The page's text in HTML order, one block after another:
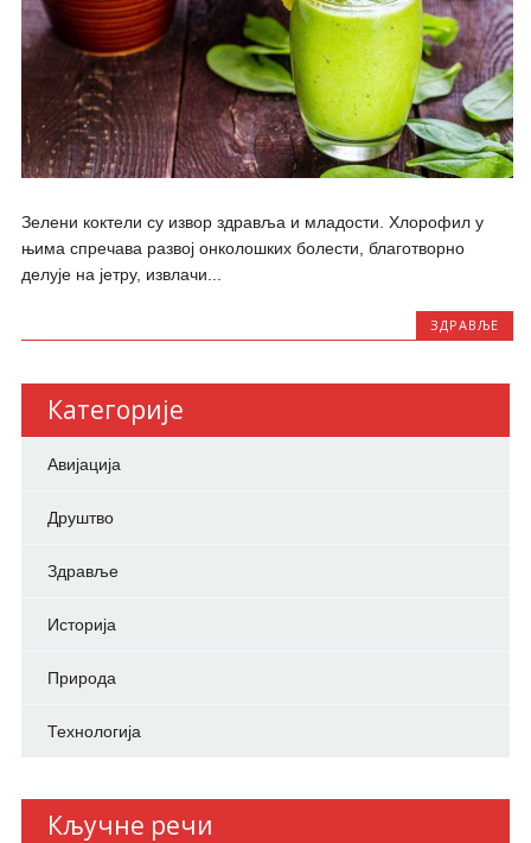
Зелени коктели су извор здравља и младости. Хлорофил у
њима спречава развој онколошких болести, благотворно
делује на јетру, извлачи...
ЗДРАВЉЕ
Категорије
Авијација
Друштво
Здравље
Историја
Природа
Технологија
Кључне речи